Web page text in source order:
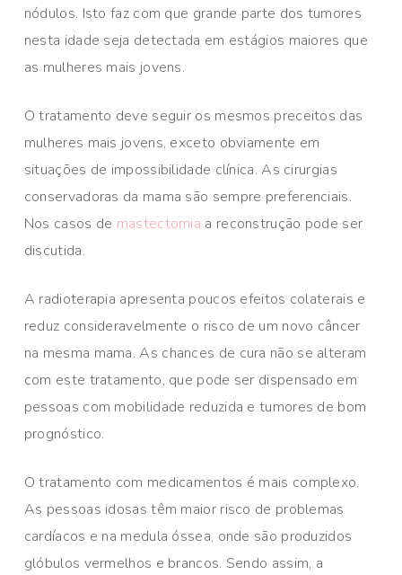
nódulos. Isto faz com que grande parte dos tumores
nesta idade seja detectada em estágios maiores que
as mulheres mais jovens.
O tratamento deve seguir os mesmos preceitos das
mulheres mais jovens, exceto obviamente em
situações de impossibilidade clínica. As cirurgias
conservadoras da mama são sempre preferenciais.
Nos casos de mastectomia a reconstrução pode ser
discutida.
A radioterapia apresenta poucos efeitos colaterais e
reduz consideravelmente o risco de um novo câncer
na mesma mama. As chances de cura não se alteram
com este tratamento, que pode ser dispensado em
pessoas com mobilidade reduzida e tumores de bom
prognóstico.
O tratamento com medicamentos é mais complexo.
As pessoas idosas têm maior risco de problemas
cardíacos e na medula óssea, onde são produzidos
glóbulos vermelhos e brancos. Sendo assim, a